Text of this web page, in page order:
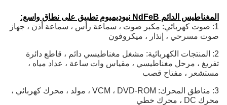
المغناطيس الدائم NdFeB نيوديميوم تطبيق على نطاق واسع:
1: صوت كهربائي: مكبر صوت ، سماعة رأس ، سماعة أذن ، جهاز
صوت مسرحي ، إنذار ، ميكروفون
2: المنتجات الكهربائية: مشغل مغناطيسي دائم ، قاطع دائرة
تفريغ ، مرحل مغناطيسي ، مقياس وات ساعة ، عداد مياه ،
مستشعر ، مفتاح قصب
3: مناطق المحرك: VCM ، DVD-ROM ، مولد ، محرك كهربائي ،
محرك DC ، محرك خطي